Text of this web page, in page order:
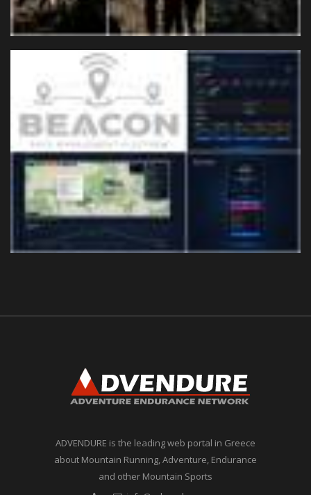
ADVENDURE is the leading web portal in Greece
about Mountain Running, Adventure, Endurance
and other Mountain Sports